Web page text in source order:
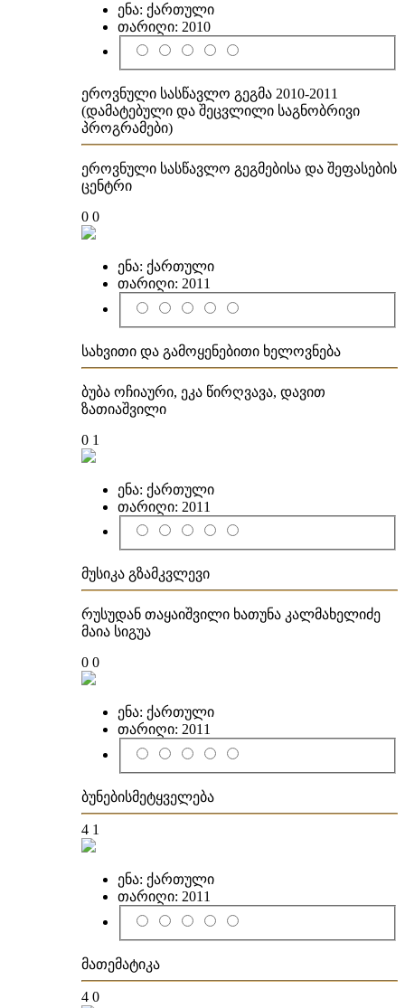
ენა: ქართული
თარიღი: 2010
ეროვნული სასწავლო გეგმა 2010-2011
(დამატებული და შეცვლილი საგნობრივი
პროგრამები)
ეროვნული სასწავლო გეგმებისა და შეფასების
ცენტრი
0 0
ენა: ქართული
თარიღი: 2011
სახვითი და გამოყენებითი ხელოვნება
ბუბა ოჩიაური, ეკა წირღვავა, დავით
ზათიაშვილი
0 1
ენა: ქართული
თარიღი: 2011
მუსიკა გზამკვლევი
რუსუდან თაყაიშვილი ხათუნა კალმახელიძე
მაია სიგუა
0 0
ენა: ქართული
თარიღი: 2011
ბუნებისმეტყველება
4 1
ენა: ქართული
თარიღი: 2011
მათემატიკა
4 0